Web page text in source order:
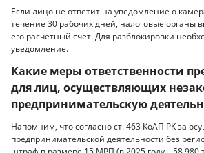
Если лицо не ответит на уведомление о
течение 30 рабочих дней, налоговые органы
его расчётный счёт. Для разблокировки
уведомление.
Какие меры ответственности
для лиц, осуществляющих
предпринимательскую
Напомним, что согласно ст. 463 КоАП РК за
предпринимательской деятельности без